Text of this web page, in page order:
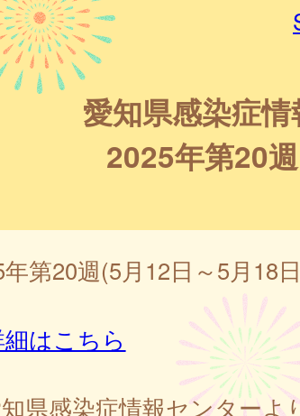
愛知県感染症情
2025年第20週
第20週(5月12日～5月18
はこちら
県感染症情報センターよ